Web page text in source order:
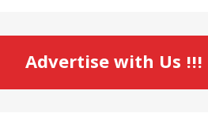
Advertise with Us !!!